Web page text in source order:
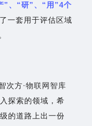
”、“研”、“用”4个
一套用于评估区域
次方·物联网智库
探索的领域，希
的道路上出一份